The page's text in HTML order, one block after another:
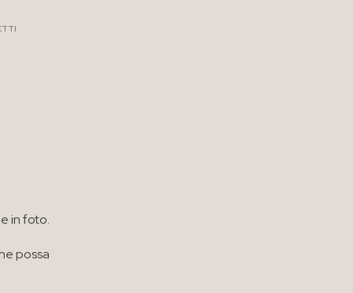
in foto.
possa